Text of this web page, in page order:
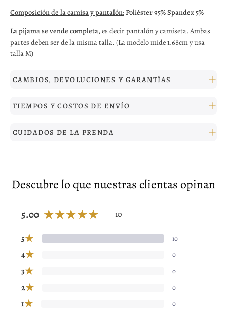
Composición de la camisa y pantalón:Poliéster 95% Spandex 5%
La pijama se vende completa, es decir pantalón y camiseta. Ambas
partes deben ser de la misma talla. (La modelo mide 1.68cm y usa
talla M)
CAMBIOS, DEVOLUCIONES Y GARANTÍAS
TIEMPOS Y COSTOS DE ENVÍO
CUIDADOS DE LA PRENDA
Descubre lo que nuestras clientas opinan
5.00 10
5★ 10
4★ 0
3★ 0
2★ 0
1★ 0